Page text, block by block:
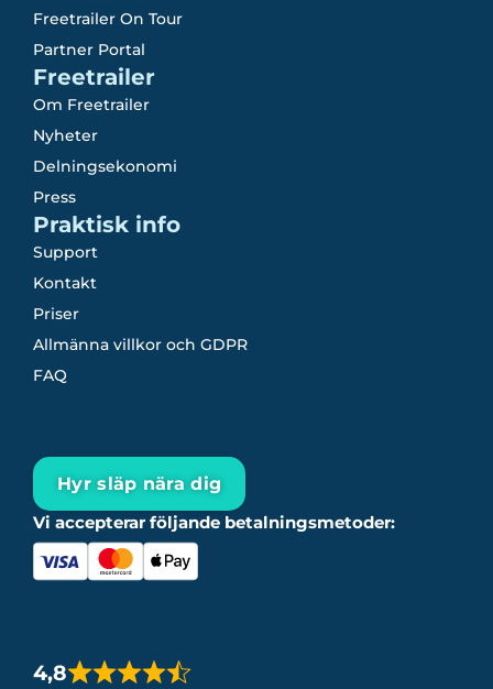
Freetrailer On Tour
Partner Portal
Freetrailer
Om Freetrailer
Nyheter
Delningsekonomi
Press
Praktisk info
Support
Kontakt
Priser
Allmänna villkor och GDPR
FAQ
Hyr släp nära dig
Vi accepterar följande betalningsmetoder:
4,8